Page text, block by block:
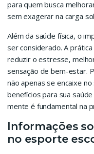
para quem busca
sem exagerar na carga
Além da saúde física, o
ser considerado. A
reduzir o estresse,
sensação de bem-estar.
não apenas se encaixe
benefícios para sua
mente é fundamental na
Informações
no esporte